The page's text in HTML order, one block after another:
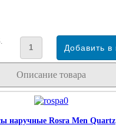
Описание товара
наручные Rosra Men Quartz